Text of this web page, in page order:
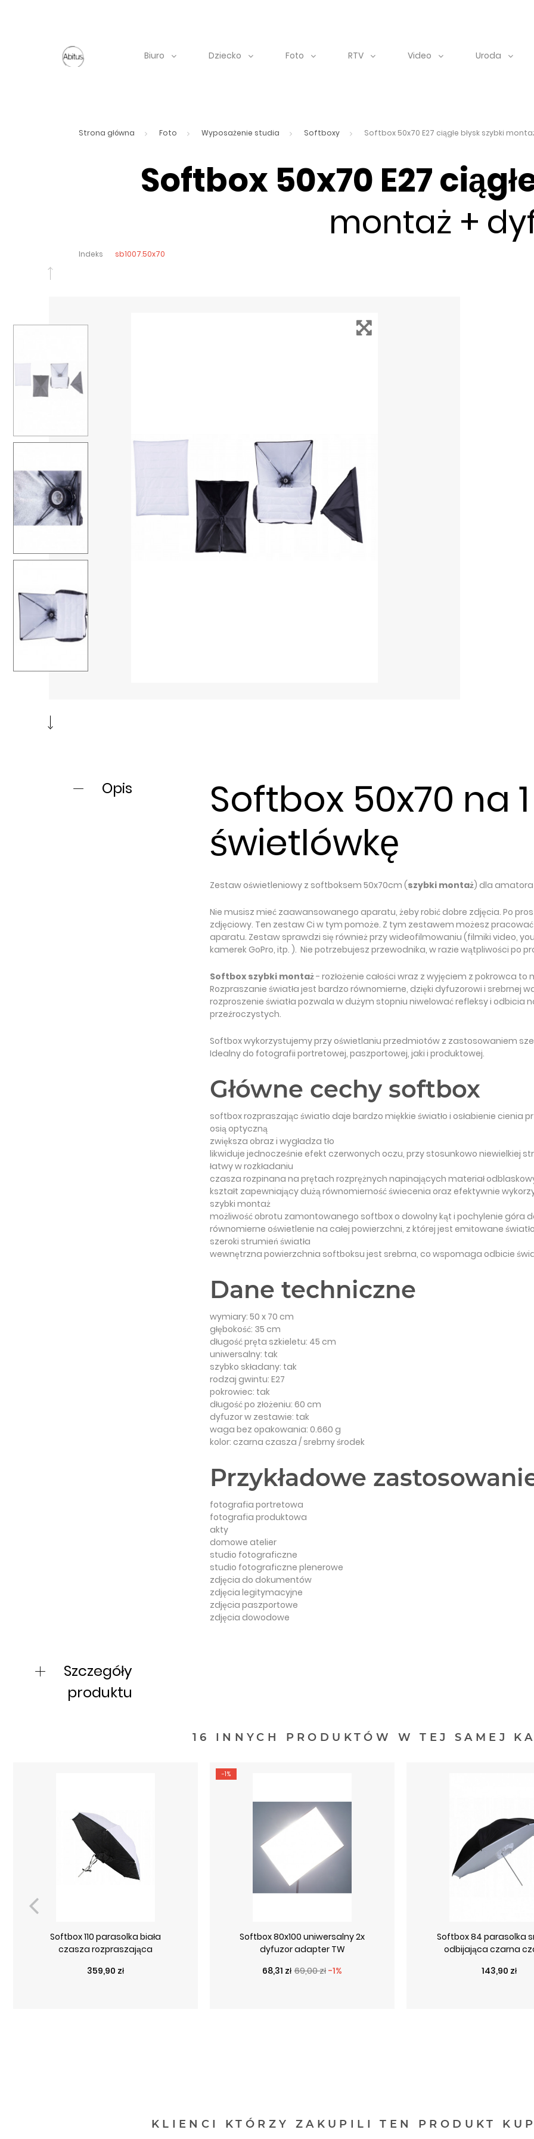
Biuro Dziecko Foto RTV Video Uroda
Strona główna Foto Wyposażenie studia Softboxy Softbox 50x70 E27 ciągłe błysk szybki
Softbox 50x70 E27
montaż +
Indeks sb1007.50x70
Opis
Softbox 50x70 na 1
świetlówkę
Zestaw oświetleniowy z softboksem 50x70cm (szybki montaż) dla
Nie musisz mieć zaawansowanego aparatu, żeby robić dobre zdjęcia. Po
zdjęciowy. Ten zestaw Ci w tym pomoże. Z tym zestawem możesz
aparatu. Zestaw sprawdzi się również przy wideofilmowaniu (filmiki video,
kamerek GoPro, itp. ). Nie potrzebujesz przewodnika, w razie wątpliwości po
Softbox szybki montaż- rozłożenie całości wraz z wyjęciem z pokrowca to
Rozpraszanie światła jest bardzo równomierne, dzięki dyfuzorowi i srebrnej
rozproszenie światła pozwala w dużym stopniu niwelować refleksy i odbicia
przeźroczystych.
Softbox wykorzystujemy przy oświetlaniu przedmiotów z zastosowaniem
Idealny do fotografii portretowej, paszportowej, jaki i produktowej.
Główne cechy softbox
softbox rozpraszając światło daje bardzo miękkie światło i osłabienie cienia
osią optyczną
zwiększa obraz i wygładza tło
likwiduje jednocześnie efekt czerwonych oczu, przy stosunkowo niewielkiej
łatwy w rozkładaniu
czasza rozpinana na prętach rozprężnych napinających materiał
kształt zapewniający dużą równomierność świecenia oraz efektywnie
szybki montaż
możliwość obrotu zamontowanego softbox o dowolny kąt i pochylenie góra
równomierne oświetlenie na całej powierzchni, z której jest emitowane
szeroki strumień światła
wewnętrzna powierzchnia softboksu jest srebrna, co wspomaga odbicie
Dane techniczne
wymiary: 50 x 70 cm
głębokość: 35 cm
długość pręta szkieletu: 45 cm
uniwersalny: tak
szybko składany: tak
rodzaj gwintu: E27
pokrowiec: tak
długość po złożeniu: 60 cm
dyfuzor w zestawie: tak
waga bez opakowania: 0.660 g
kolor: czarna czasza / srebrny środek
Przykładowe
fotografia portretowa
fotografia produktowa
akty
domowe atelier
studio fotograficzne
studio fotograficzne plenerowe
zdjęcia do dokumentów
zdjęcia legitymacyjne
zdjęcia paszportowe
zdjęcia dowodowe
Szczegóły
produktu
16 INNYCH PRODUKTÓW W TEJ SAMEJ
Softbox 110 parasolka biała
czasza rozpraszająca
Cena
359,90 zł
-1%
Softbox 80x100 uniwersalny 2x
dyfuzor adapter TW
Cena podstawowa
69,00 zł -1%
Cena
68,31 zł
Softbox 84 parasolka
odbijająca czarna
Cena
143,90 zł
KLIENCI KTÓRZY ZAKUPILI TEN PRODUKT